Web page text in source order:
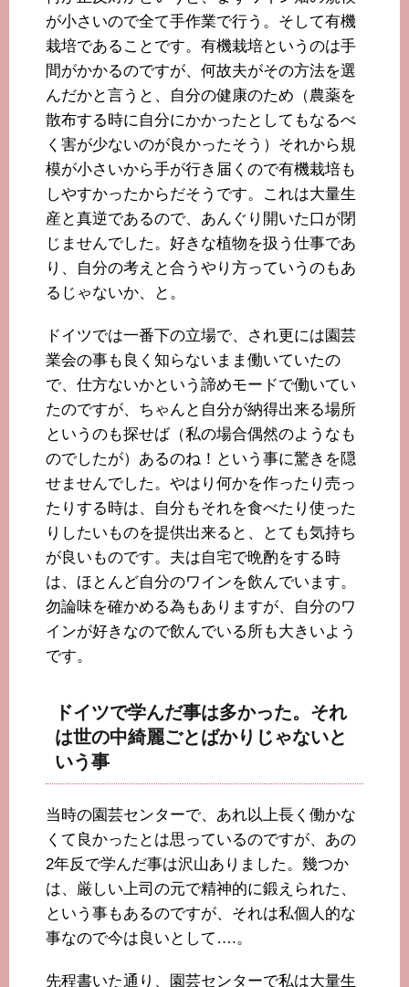
が小さいので全て手作業で行う。そして有機
栽培であることです。有機栽培というのは手
間がかかるのですが、何故夫がその方法を選
んだかと言うと、自分の健康のため（農薬を
散布する時に自分にかかったとしてもなるべ
く害が少ないのが良かったそう）それから規
模が小さいから手が行き届くので有機栽培も
しやすかったからだそうです。これは大量生
産と真逆であるので、あんぐり開いた口が閉
じませんでした。好きな植物を扱う仕事であ
り、自分の考えと合うやり方っていうのもあ
るじゃないか、と。
ドイツでは一番下の立場で、され更には園芸
業会の事も良く知らないまま働いていたの
で、仕方ないかという諦めモードで働いてい
たのですが、ちゃんと自分が納得出来る場所
というのも探せば（私の場合偶然のようなも
のでしたが）あるのね！という事に驚きを隠
せませんでした。やはり何かを作ったり売っ
たりする時は、自分もそれを食べたり使った
りしたいものを提供出来ると、とても気持ち
が良いものです。夫は自宅で晩酌をする時
は、ほとんど自分のワインを飲んでいます。
勿論味を確かめる為もありますが、自分のワ
インが好きなので飲んでいる所も大きいよう
です。
ドイツで学んだ事は多かった。それ
は世の中綺麗ごとばかりじゃないと
いう事
当時の園芸センターで、あれ以上長く働かな
くて良かったとは思っているのですが、あの
2年反で学んだ事は沢山ありました。幾つか
は、厳しい上司の元で精神的に鍛えられた、
という事もあるのですが、それは私個人的な
事なので今は良いとして….。
先程書いた通り、園芸センターで私は大量生